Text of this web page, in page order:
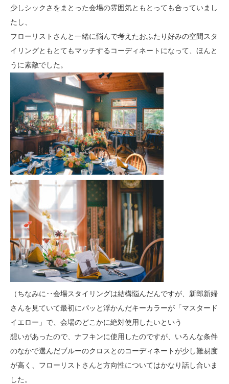
少しシックさをまとった会場の雰囲気ともとっても合っていまし
たし、
フローリストさんと一緒に悩んで考えたおふたり好みの空間スタ
イリングともとてもマッチするコーディネートになって、ほんと
うに素敵でした。
（ちなみに‥会場スタイリングは結構悩んだんですが、新郎新婦
さんを見ていて最初にパッと浮かんだキーカラーが「マスタード
イエロー」で、会場のどこかに絶対使用したいという
想いがあったので、ナフキンに使用したのですが、いろんな条件
のなかで選んだブルーのクロスとのコーディネートが少し難易度
が高く、フローリストさんと方向性についてはかなり話し合いま
した。